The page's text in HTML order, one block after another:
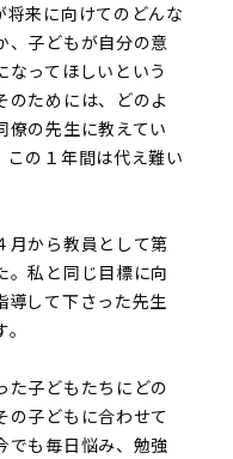
来に向けてのどんな
、子どもが自分の意
なってほしいという
のためには、どのよ
僚の先生に教えてい
この１年間は代え難い
月から教員として第
。私と同じ目標に向
導して下さった先生
た子どもたちにどの
の子どもに合わせて
でも毎日悩み、勉強